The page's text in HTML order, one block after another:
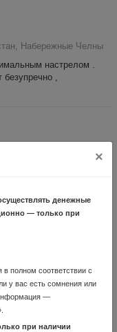
Набережные Челны
настрелом .
,
Альметьевск
штык нож на одних
клейм) Коробка
строго при
×
денежные
— только при
в полном соответствии с
у вас есть сомнения или
—
при наличии